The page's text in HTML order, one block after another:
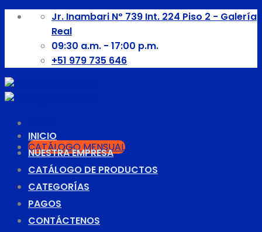
Skip
content
Jr. Inambari Nº 739 Int. 224 Piso 2 - Galería
Real
09:30 a.m. - 17:00 p.m.
+51 979 735 646
CATÁLOGO MENSUAL
INICIO
NUESTRA EMPRESA
CATÁLOGO DE PRODUCTOS
CATEGORÍAS
PAGOS
CONTÁCTENOS